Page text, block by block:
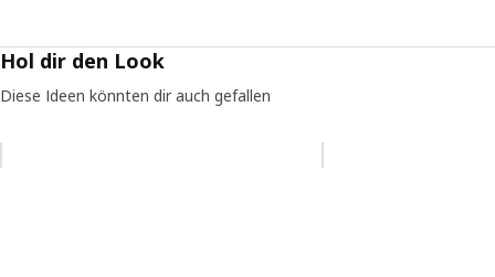
Hol dir den Look
Diese Ideen könnten dir auch gefallen